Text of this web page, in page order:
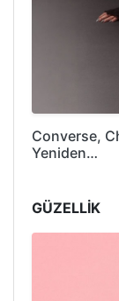
Converse,
Yeniden…
GÜZELLİK